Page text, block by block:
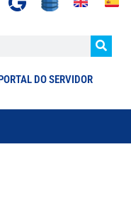
PORTAL DO SERVIDOR